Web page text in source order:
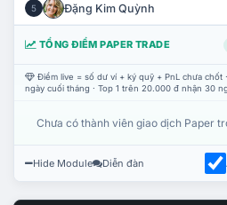
5 Đặng Kim Quỳnh
TỔNG ĐIỂM PAPER TRADE
Điểm live = số dư ví + ký quỹ + PnL chưa chốt
ngày cuối tháng · Top 1 trên 20.000 đ nhận 30
Chưa có thành viên giao dịch Paper
Hide Module Diễn đàn